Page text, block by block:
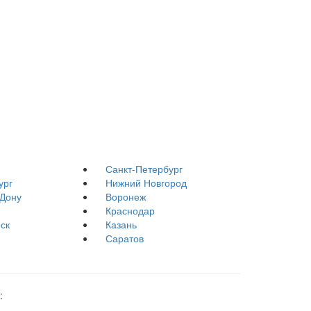
Санкт-Петербург
Нижний Новгород
Воронеж
Краснодар
Казань
Саратов